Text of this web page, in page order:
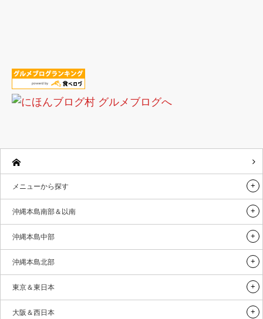
メニューから探す
沖縄本島南部＆以南
沖縄本島中部
沖縄本島北部
東京＆東日本
大阪＆西日本